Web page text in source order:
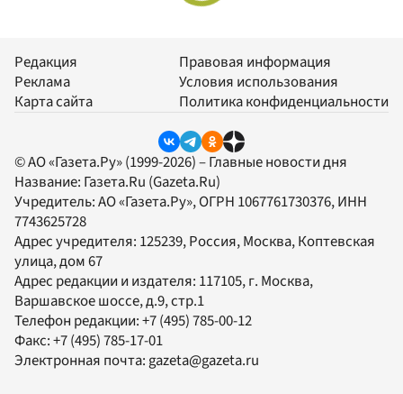
Редакция
Реклама
Карта сайта
Правовая информация
Условия использования
Политика конфиденциальности
© АО «Газета.Ру» (1999-2026) – Главные новости дня
Название: Газета.Ru (Gazeta.Ru)
Учредитель:АО «Газета.Ру», ОГРН 1067761730376, ИНН
7743625728
Адрес учредителя: 125239, Россия, Москва, Коптевская
улица, дом 67
Адрес редакции и издателя: 117105, г. Москва,
Варшавское шоссе, д.9, стр.1
Телефон редакции:+7 (495) 785-00-12
Факс:+7 (495) 785-17-01
Электронная почта: gazeta@gazeta.ru